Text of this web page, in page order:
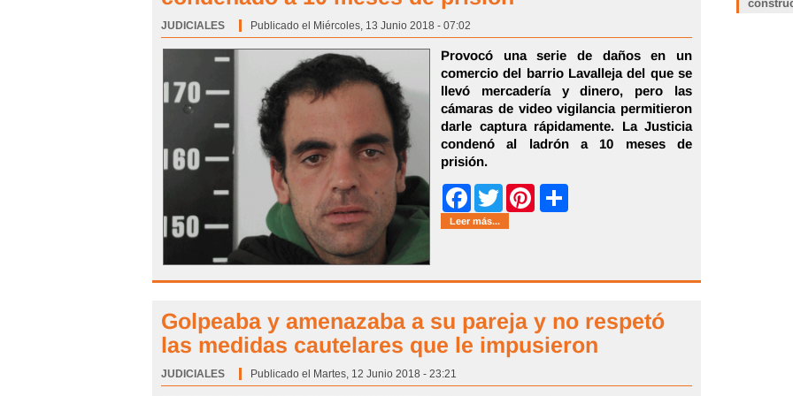
JUDICIALES Publicado el Miércoles, 13 Junio 2018 - 07:02
Provocó una serie de daños en un
comercio del barrio Lavalleja del que se
llevó mercadería y dinero, pero las
cámaras de video vigilancia permitieron
darle captura rápidamente. La Justicia
condenó al ladrón a 10 meses de
prisión.
FacebookTwitter Pinterest
Leer más...
Golpeaba y amenazaba a su pareja y no respetó
las medidas cautelares que le impusieron
JUDICIALES Publicado el Martes, 12 Junio 2018 - 23:21